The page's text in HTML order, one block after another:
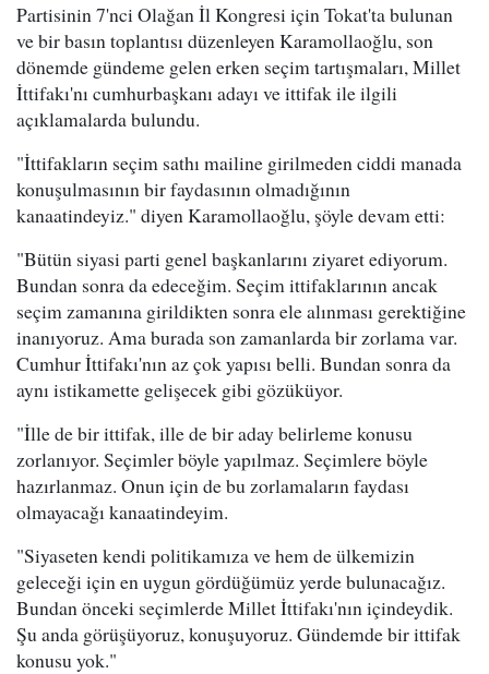
Partisinin 7'nci Olağan İl Kongresi için Tokat'ta bulunan
ve bir basın toplantısı düzenleyen Karamollaoğlu, son
dönemde gündeme gelen erken seçim tartışmaları, Millet
İttifakı'nı cumhurbaşkanı adayı ve ittifak ile ilgili
açıklamalarda bulundu.
"İttifakların seçim sathı mailine girilmeden ciddi manada
konuşulmasının bir faydasının olmadığının
kanaatindeyiz." diyen Karamollaoğlu, şöyle devam etti:
"Bütün siyasi parti genel başkanlarını ziyaret ediyorum.
Bundan sonra da edeceğim. Seçim ittifaklarının ancak
seçim zamanına girildikten sonra ele alınması gerektiğine
inanıyoruz. Ama burada son zamanlarda bir zorlama var.
Cumhur İttifakı'nın az çok yapısı belli. Bundan sonra da
aynı istikamette gelişecek gibi gözüküyor.
"İlle de bir ittifak, ille de bir aday belirleme konusu
zorlanıyor. Seçimler böyle yapılmaz. Seçimlere böyle
hazırlanmaz. Onun için de bu zorlamaların faydası
olmayacağı kanaatindeyim.
"Siyaseten kendi politikamıza ve hem de ülkemizin
geleceği için en uygun gördüğümüz yerde bulunacağız.
Bundan önceki seçimlerde Millet İttifakı'nın içindeydik.
Şu anda görüşüyoruz, konuşuyoruz. Gündemde bir ittifak
konusu yok."